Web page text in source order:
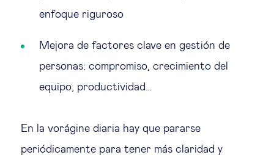
enfoque riguroso
Mejora de factores clave en gestión de
personas: compromiso, crecimiento del
equipo, productividad…
En la vorágine diaria hay que pararse
periódicamente para tener más claridad y